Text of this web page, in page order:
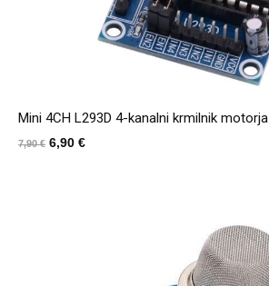
Mini 4CH L293D 4-kanalni krmilnik motorja
7,90€ Izvirna
6,90 €Trenutna